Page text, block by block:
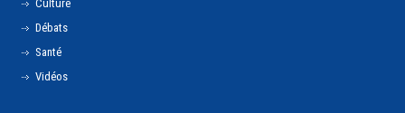
Culture
Débats
Santé
Vidéos